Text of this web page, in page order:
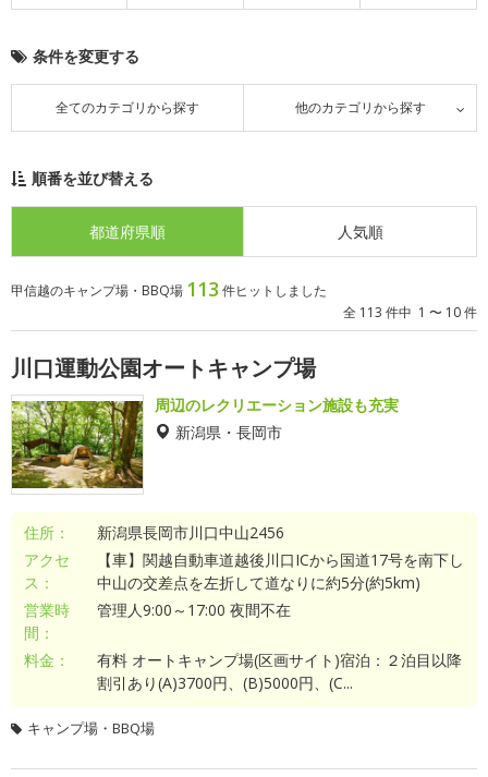
条件を変更する
全てのカテゴリから探す 他のカテゴリから探す
順番を並び替える
都道府県順 人気順
甲信越のキャンプ場・BBQ場 113 件ヒットしました
全 113 件中 1 〜 10 件
川口運動公園オートキャンプ場
周辺のレクリエーション施設も充実
新潟県・長岡市
住所：
新潟県長岡市川口中山2456
アクセ
ス：
【車】関越自動車道越後川口ICから国道17号を南下し
中山の交差点を左折して道なりに約5分(約5km)
営業時
間：
管理人9:00～17:00 夜間不在
料金：
有料 オートキャンプ場(区画サイト)宿泊：２泊目以降
割引あり(A)3700円、(B)5000円、(C...
キャンプ場・BBQ場